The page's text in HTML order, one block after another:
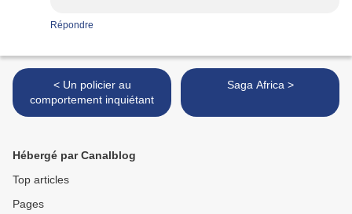
Répondre
< Un policier au
comportement inquiétant
Saga Africa >
Hébergé par Canalblog
Top articles
Pages